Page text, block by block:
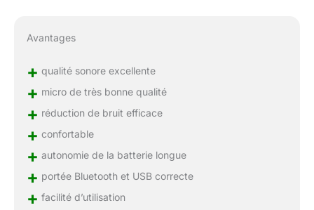
Avantages
+ qualité sonore excellente
+ micro de très bonne qualité
+ réduction de bruit efficace
+ confortable
+ autonomie de la batterie longue
+ portée Bluetooth et USB correcte
+ facilité d’utilisation